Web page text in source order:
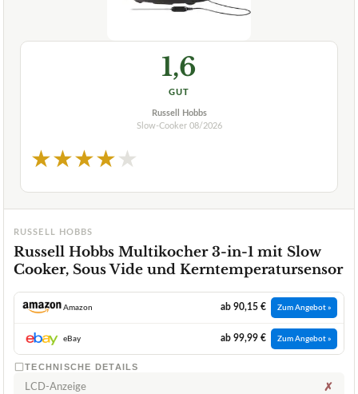
1,6
GUT
Russell Hobbs
Slow-Cooker 08/2026
★★★★★
RUSSELL HOBBS
Russell Hobbs Multikocher 3-in-1 mit Slow
Cooker, Sous Vide und Kerntemperatursensor
Amazon ab 90,15 € Zum Angebot »
eBay ab 99,99 € Zum Angebot »
TECHNISCHE DETAILS
LCD-Anzeige ✗